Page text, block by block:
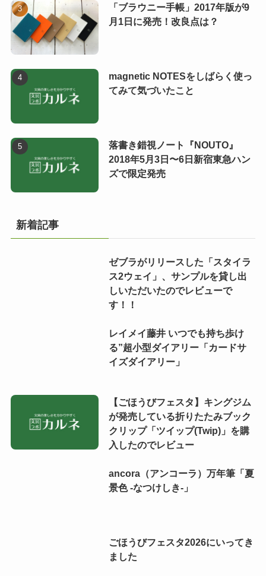
「ブラウニー手帳」2017年版が9
月1日に発売！改良点は？
magnetic NOTESをしばらく使っ
てみて気づいたこと
落書き錯視ノート『NOUTO』
2018年5月3日〜6日新宿東急ハン
ズで限定発売
新着記事
ゼブラがリリースした「スタイラ
ス2ウェイ」、サンプルを貸し出
しいただいたのでレビューで
す！！
レイメイ藤井 いつでも持ち歩け
る”超小型ダイアリー「カードサ
イズダイアリー」
【ごほうびフェスタ】キングジム
が発売している折りたたみブック
クリップ「ツイップ(Twip)」を購
入したのでレビュー
ancora（アンコーラ）万年筆「夏
景色 -なつけしき-」
ごほうびフェスタ2026にいってき
ました